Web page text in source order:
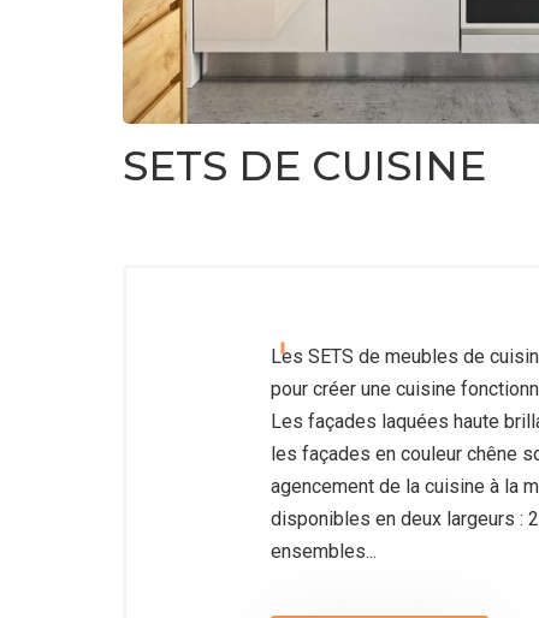
FRANÇAIS
SETS DE CUISINE
Les SETS de meubles de
pour créer une cuisine
Les façades laquées haute
les façades en couleur chêne
agencement de la cuisine à la
disponibles en deux largeurs :
ensembles...